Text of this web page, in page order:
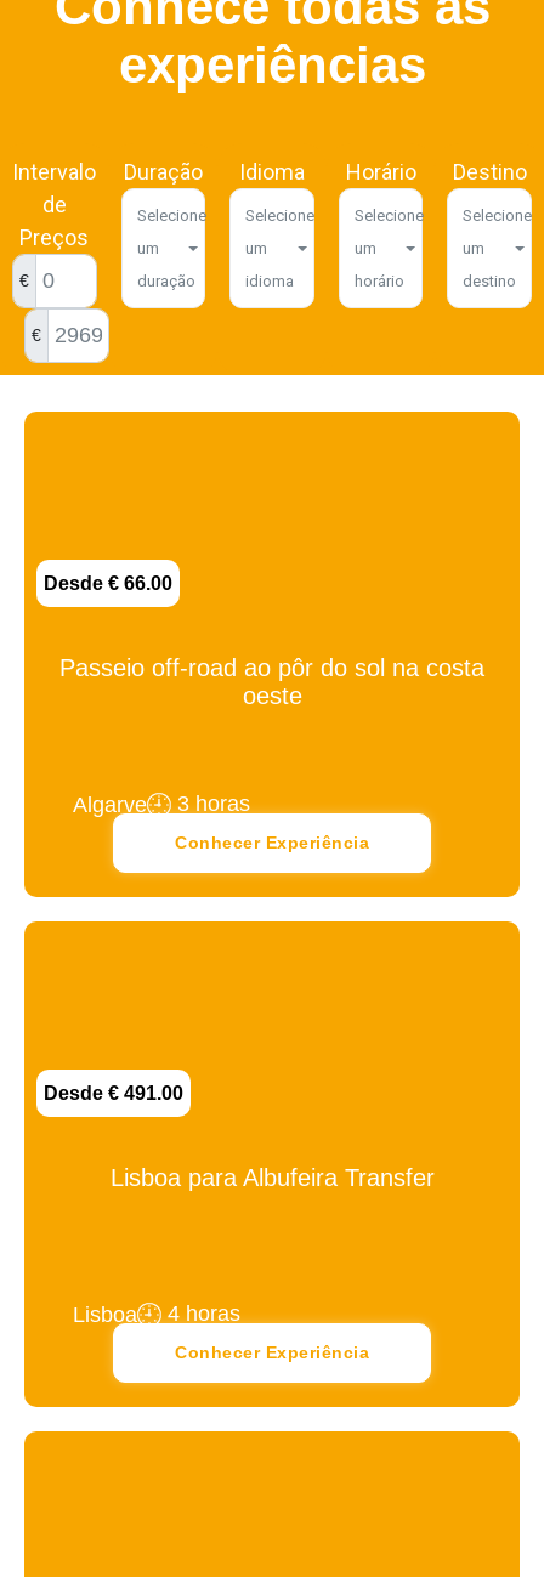
experiências
Intervalo
de
Preços
€
€
Duração
Selecione
um
duração
Idioma
Selecione
um
idioma
Horário
Selecione
um
horário
Destino
Selecione
um
destino
Desde € 66.00
Passeio off-road ao pôr do sol na costa
oeste
Algarve 3 horas
Conhecer Experiência
Desde € 491.00
Lisboa para Albufeira Transfer
Lisboa 4 horas
Conhecer Experiência